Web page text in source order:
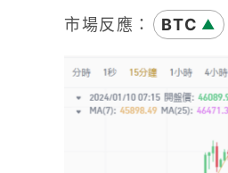
市場反應： BTC ▲